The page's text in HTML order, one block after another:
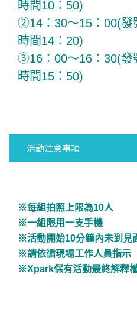
時間10：50)
②14：30～15：00(發
時間14：20)
③16：00～16：30(發
時間15 ： 50)
活動注意事項
※每組拍照上限為10人
※一組限用一支手機
※活動開始10分鐘內未到見
※請依循現場工作人員指示
※Xpark保有活動最終解釋